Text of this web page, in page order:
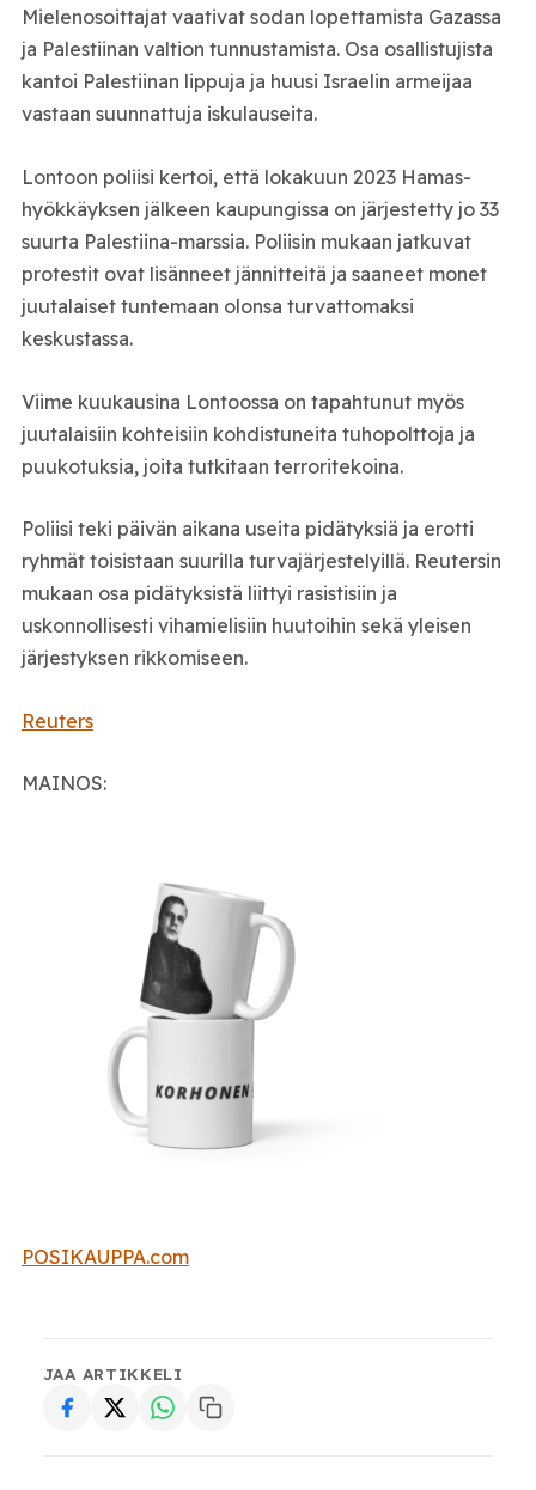
Mielenosoittajat vaativat sodan lopettamista Gazassa
ja Palestiinan valtion tunnustamista. Osa osallistujista
kantoi Palestiinan lippuja ja huusi Israelin armeijaa
vastaan suunnattuja iskulauseita.
Lontoon poliisi kertoi, että lokakuun 2023 Hamas-
hyökkäyksen jälkeen kaupungissa on järjestetty jo 33
suurta Palestiina-marssia. Poliisin mukaan jatkuvat
protestit ovat lisänneet jännitteitä ja saaneet monet
juutalaiset tuntemaan olonsa turvattomaksi
keskustassa.
Viime kuukausina Lontoossa on tapahtunut myös
juutalaisiin kohteisiin kohdistuneita tuhopolttoja ja
puukotuksia, joita tutkitaan terroritekoina.
Poliisi teki päivän aikana useita pidätyksiä ja erotti
ryhmät toisistaan suurilla turvajärjestelyillä. Reutersin
mukaan osa pidätyksistä liittyi rasistisiin ja
uskonnollisesti vihamielisiin huutoihin sekä yleisen
järjestyksen rikkomiseen.
Reuters
MAINOS:
POSIKAUPPA.com
JAA ARTIKKELI